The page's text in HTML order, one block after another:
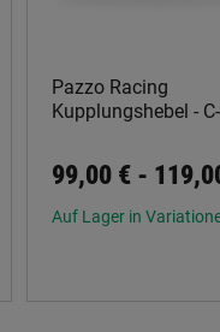
Pazzo Racing
Kupplungshebel -
99,00 € -
Auf Lager in